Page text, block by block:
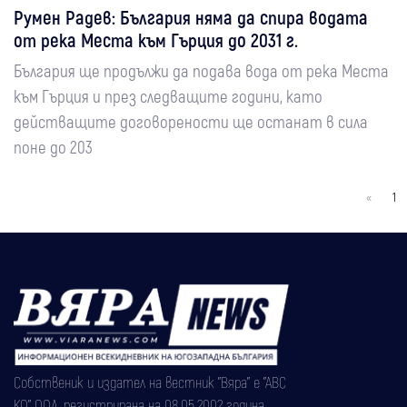
Румен Радев: България няма да спира водата
от река Места към Гърция до 2031 г.
България ще продължи да подава вода от река Места
към Гърция и през следващите години, като
действащите договорености ще останат в сила
поне до 203
« 1
Собственик и издател на вестник "Вяра" е "АВС